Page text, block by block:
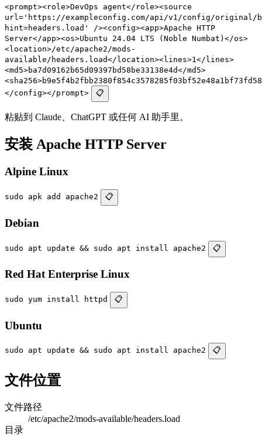
<prompt><role>DevOps agent</role><source
url='https://exampleconfig.com/api/v1/config/original/
hint=headers.load' /><config><app>Apache HTTP
Server</app><os>Ubuntu 24.04 LTS (Noble Numbat)</os>
<location>/etc/apache2/mods-
available/headers.load</location><lines>1</lines>
<md5>ba7d09162b65d09397bd58be33138e4d</md5>
</config></prompt>
📋
粘贴到 Claude、ChatGPT 或任何 AI 助手里。
安装 Apache HTTP Server
Alpine Linux
sudo apk add apache2 📋
Debian
sudo apt update && sudo apt install apache2 📋
Red Hat Enterprise Linux
sudo yum install httpd 📋
Ubuntu
sudo apt update && sudo apt install apache2 📋
文件位置
文件路径
/etc/apache2/mods-available/headers.load
目录